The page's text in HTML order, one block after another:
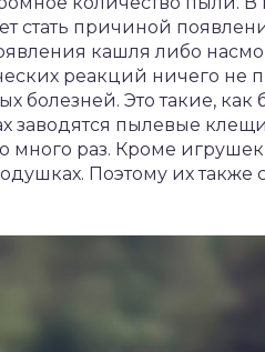
стать причиной
кашля либо
реакций ничего не
болезней. Это такие, как
заводятся пылевые
много раз. Кроме
Поэтому их также